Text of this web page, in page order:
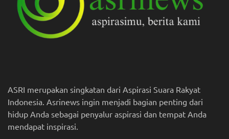
ASRI merupakan singkatan dari Aspirasi Suara Rakyat
Indonesia. Asrinews ingin menjadi bagian penting dari
hidup Anda sebagai penyalur aspirasi dan tempat Anda
mendapat inspirasi.